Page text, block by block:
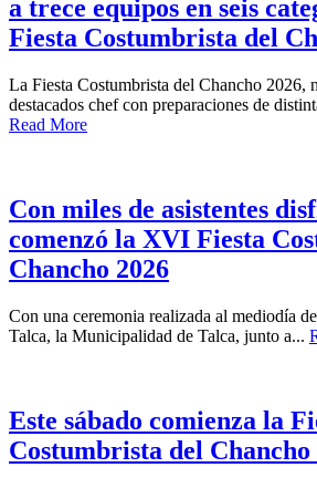
a trece equipos en seis
Fiesta Costumbrista del
La Fiesta Costumbrista del Chancho 2026,
destacados chef con preparaciones de
Read More
Con miles de asistentes
comenzó la XVI Fiesta
Chancho 2026
Con una ceremonia realizada al mediodía
Talca, la Municipalidad de Talca, junto a...
Este sábado comienza la
Costumbrista del Chancho